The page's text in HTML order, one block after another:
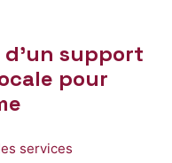
support
pour
services